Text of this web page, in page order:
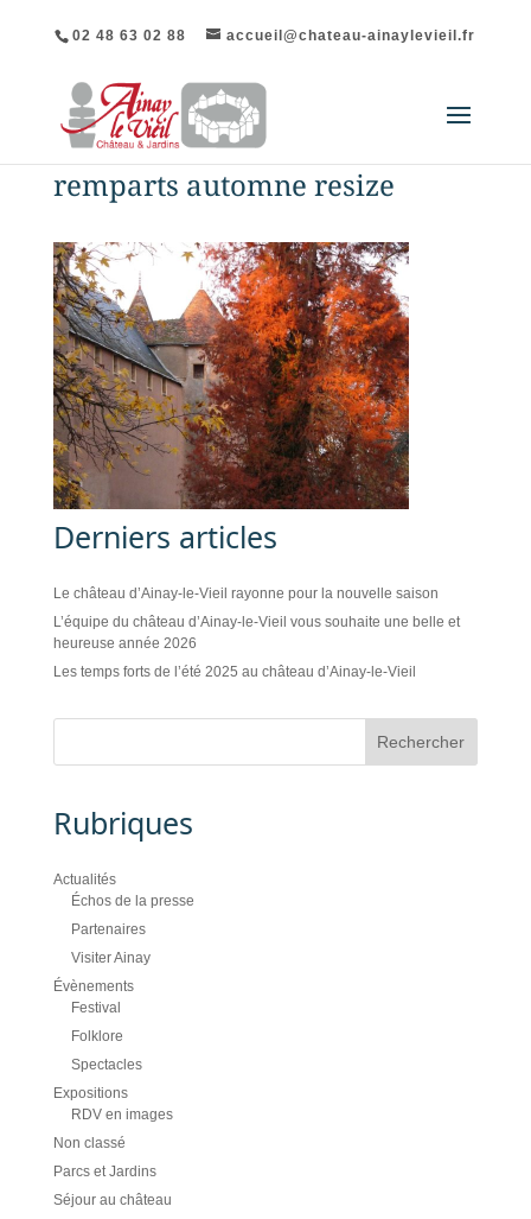
02 48 63 02 88 accueil@chateau-ainaylevieil.fr
remparts automne resize
Derniers articles
Le château d’Ainay-le-Vieil rayonne pour la nouvelle saison
L’équipe du château d’Ainay-le-Vieil vous souhaite une belle et
heureuse année 2026
Les temps forts de l’été 2025 au château d’Ainay-le-Vieil
Rubriques
Actualités
Échos de la presse
Partenaires
Visiter Ainay
Évènements
Festival
Folklore
Spectacles
Expositions
RDV en images
Non classé
Parcs et Jardins
Séjour au château